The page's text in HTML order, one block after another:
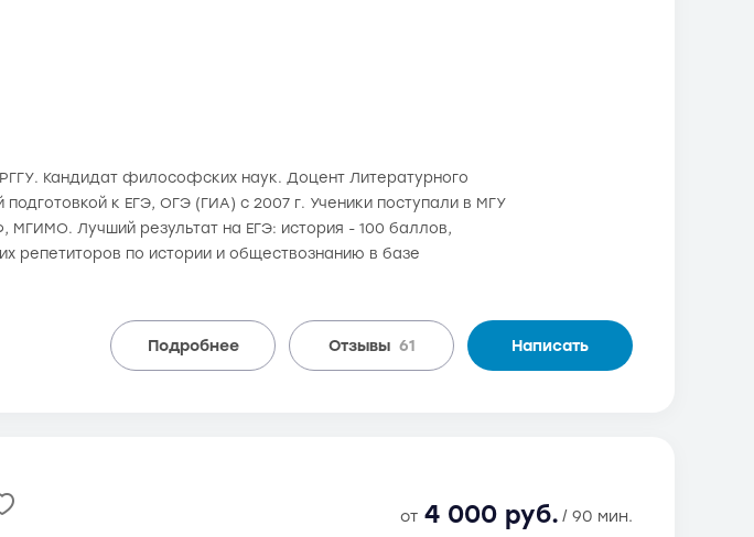
Кандидат философских наук. Доцент Литературного
подготовкой к ЕГЭ, ОГЭ (ГИА) с 2007 г. Ученики поступали в МГУ
Лучший результат на ЕГЭ: история - 100 баллов,
репетиторов по истории и обществознанию в базе
Подробнее Отзывы 61 Написать
от 4 000 руб. / 90 мин.